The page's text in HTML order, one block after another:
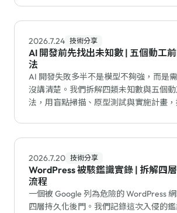
2026.7.24 技術分享
AI 開發前先找出未知數 | 五個動工
法
AI 開發失敗多半不是模型不夠強，而是
沒講清楚。我們拆解四類未知數與五個
法，用盲點掃描、原型測試與實施計畫，
2026.7.20 技術分享
WordPress 被駭鑑識實錄 | 拆解四
流程
一個被 Google 列為危險的 WordPress
四層持久化後門。我們記錄這次入侵的